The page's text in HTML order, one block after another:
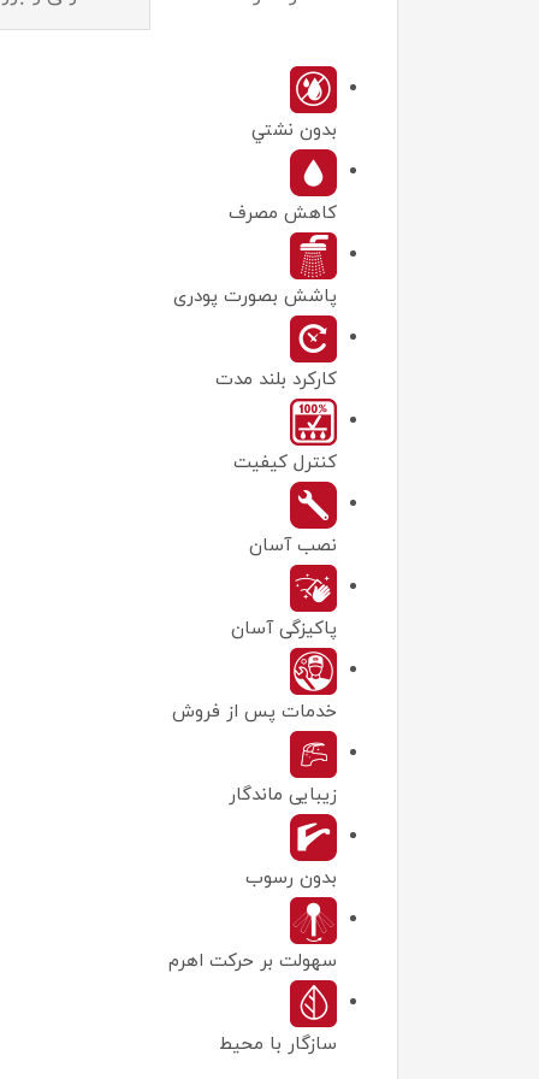
بدون نشتي
کاهش مصرف
پاشش بصورت پودری
کارکرد بلند مدت
كنترل كيفيت
نصب آسان
پاکیزگی آسان
خدمات پس از فروش
زیبایی ماندگار
بدون رسوب
سهولت بر حرکت اهرم
سازگار با محیط